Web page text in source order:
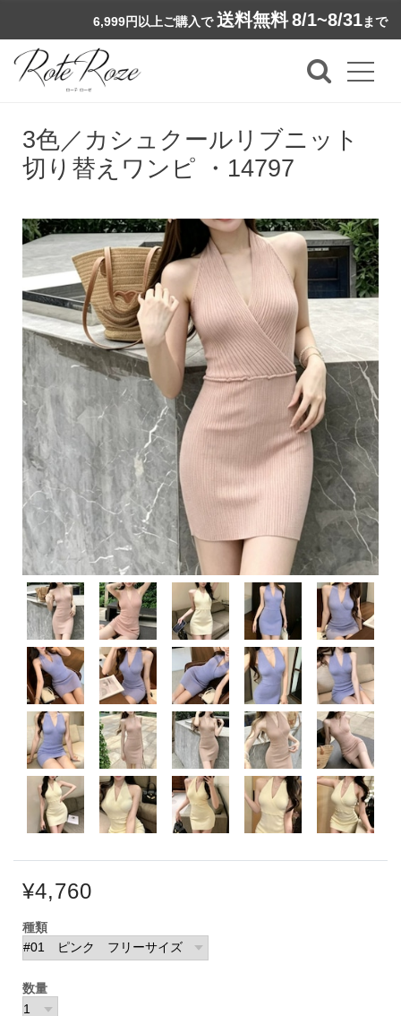
6,999円以上ご購入で 送料無料8/1~8/31まで
3色／カシュクールリブニット
切り替えワンピ ・14797
¥4,760
種類
数量